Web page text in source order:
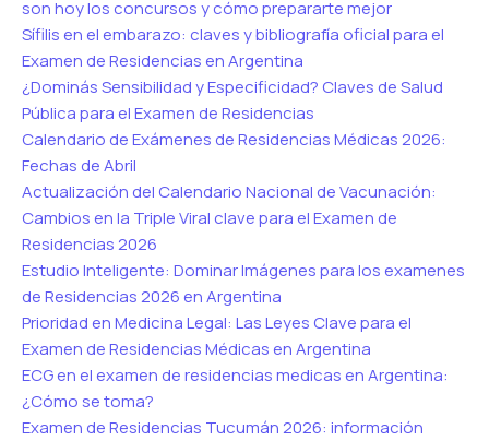
son hoy los concursos y cómo prepararte mejor
Sífilis en el embarazo: claves y bibliografía oficial para el
Examen de Residencias en Argentina
¿Dominás Sensibilidad y Especificidad? Claves de Salud
Pública para el Examen de Residencias
Calendario de Exámenes de Residencias Médicas 2026:
Fechas de Abril
Actualización del Calendario Nacional de Vacunación:
Cambios en la Triple Viral clave para el Examen de
Residencias 2026
Estudio Inteligente: Dominar Imágenes para los examenes
de Residencias 2026 en Argentina
Prioridad en Medicina Legal: Las Leyes Clave para el
Examen de Residencias Médicas en Argentina
ECG en el examen de residencias medicas en Argentina:
¿Cómo se toma?
Examen de Residencias Tucumán 2026: información